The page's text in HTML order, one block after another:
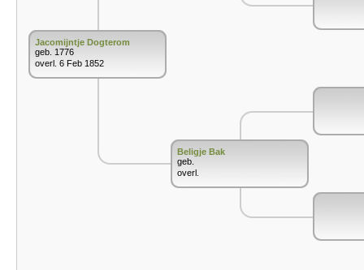
Jacomijntje Dogterom
geb. 1776
overl. 6 Feb 1852
Beligje Bak
geb.
overl.